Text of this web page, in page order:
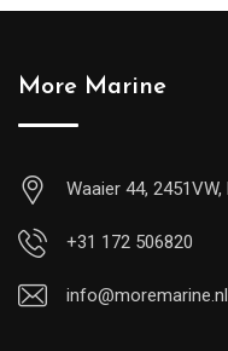
More Marine
Waaier 44,
+31 172 506820
info@moremarine.nl